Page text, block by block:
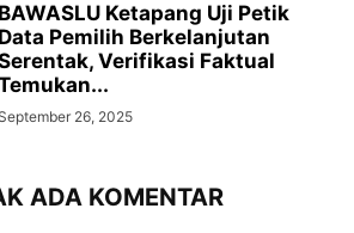
BAWASLU Ketapang Uji Petik
Data Pemilih Berkelanjutan
Verifikasi Faktual
September 26, 2025
ADA KOMENTAR